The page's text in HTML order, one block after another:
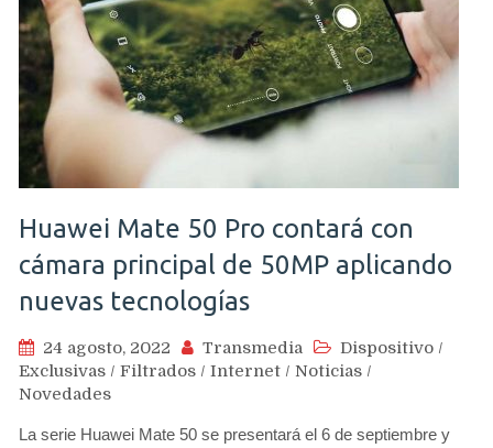
Huawei Mate 50 Pro contará con
cámara principal de 50MP aplicando
nuevas tecnologías
24 agosto, 2022 Transmedia Dispositivo /
Exclusivas / Filtrados / Internet / Noticias /
Novedades
La serie Huawei Mate 50 se presentará el 6 de septiembre y